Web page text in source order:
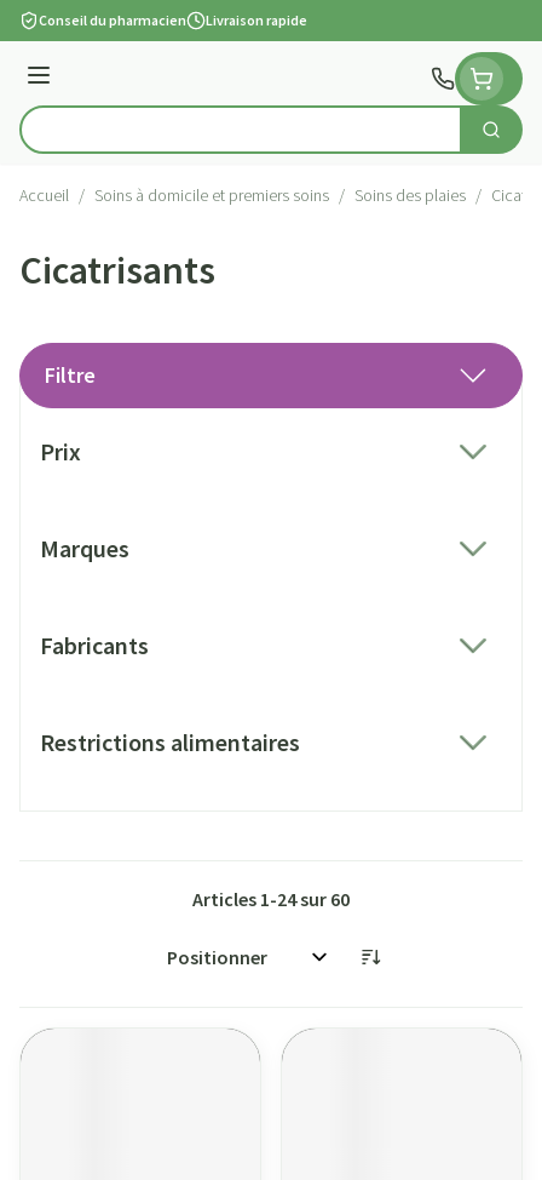
Aller au contenu
Conseil du pharmacien Livraison rapide
Menu
Rechercher
Accueil / Soins à domicile et premiers soins / Soins des plaies /
Cicatrisants
Filtre
Prix
Marques
Fabricants
Restrictions alimentaires
Articles 1-24sur 60
Trier par: